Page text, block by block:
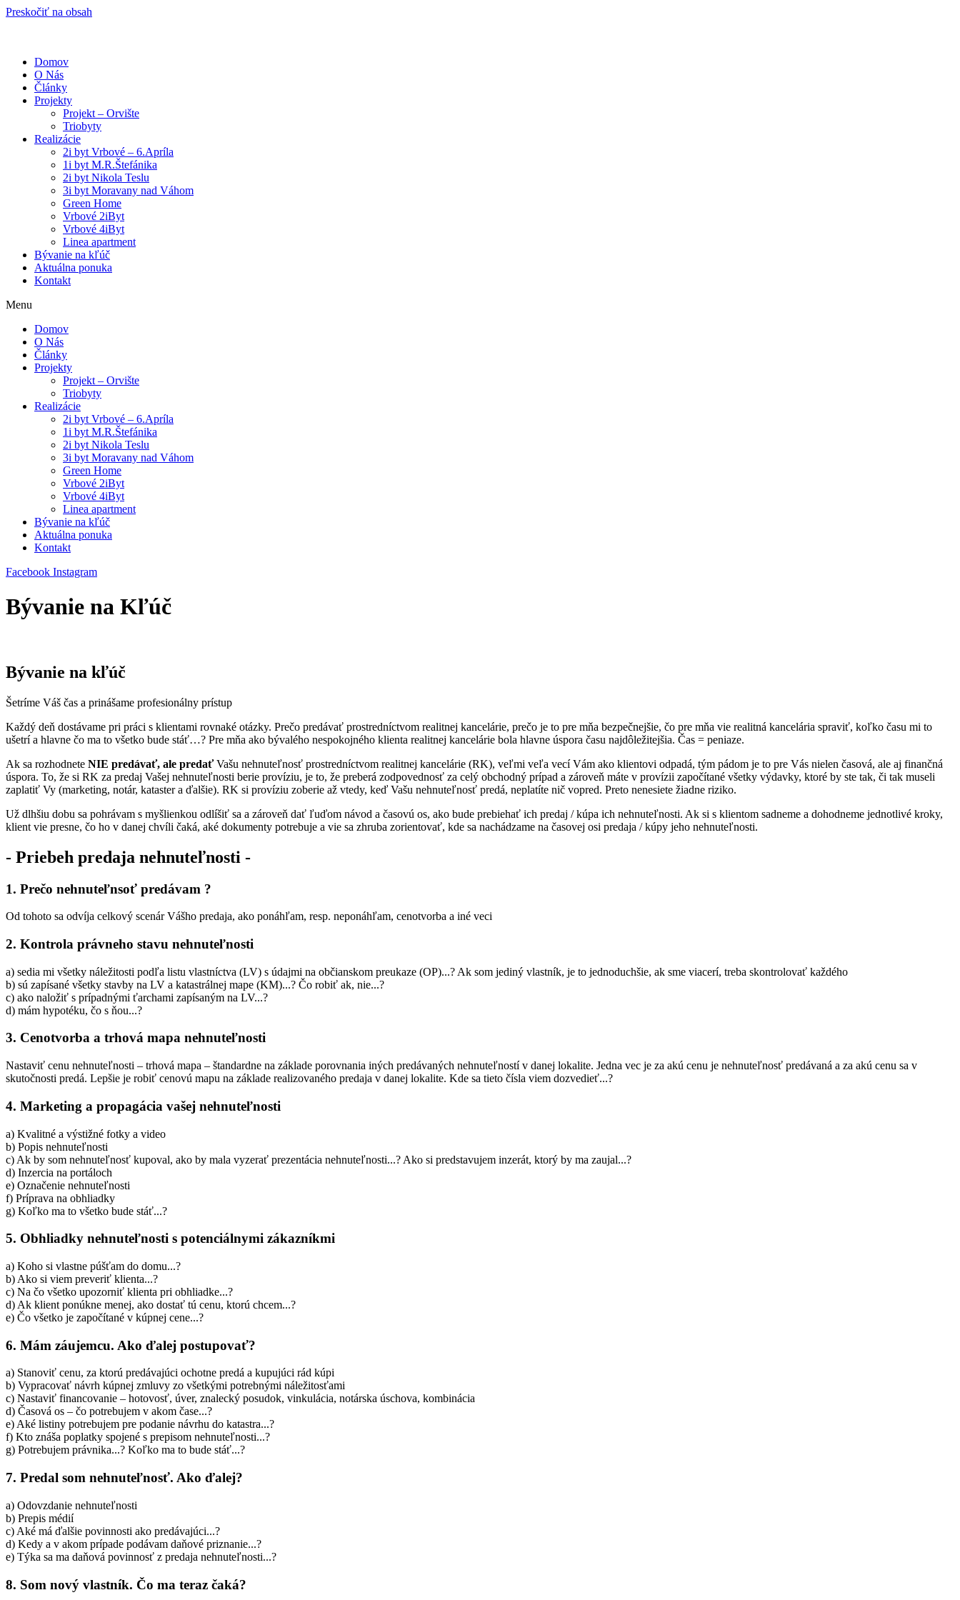
Preskočiť na obsah
Domov
O Nás
Články
Projekty
Projekt – Orvište
Triobyty
Realizácie
2i byt Vrbové – 6.Apríla
1i byt M.R.Štefánika
2i byt Nikola Teslu
3i byt Moravany nad Váhom
Green Home
Vrbové 2iByt
Vrbové 4iByt
Linea apartment
Bývanie na kľúč
Aktuálna ponuka
Kontakt
Menu
Domov
O Nás
Články
Projekty
Projekt – Orvište
Triobyty
Realizácie
2i byt Vrbové – 6.Apríla
1i byt M.R.Štefánika
2i byt Nikola Teslu
3i byt Moravany nad Váhom
Green Home
Vrbové 2iByt
Vrbové 4iByt
Linea apartment
Bývanie na kľúč
Aktuálna ponuka
Kontakt
Facebook Instagram
Bývanie na Kľúč
Bývanie na kľúč
Šetríme Váš čas a prinášame profesionálny prístup
Každý deň dostávame pri práci s klientami rovnaké otázky. Prečo predávať prostredníctvom realitnej kancelárie, prečo je to pre mňa bezpečnejšie, čo pre mňa vie realitná kancelária spraviť, koľko času mi to
ušetrí a hlavne čo ma to všetko bude stáť…? Pre mňa ako bývalého nespokojného klienta realitnej kancelárie bola hlavne úspora času najdôležitejšia. Čas = peniaze.
Ak sa rozhodnete NIE predávať, ale predaťVašu nehnuteľnosť prostredníctvom realitnej kancelárie (RK), veľmi veľa vecí Vám ako klientovi odpadá, tým pádom je to pre Vás nielen časová, ale aj finančná
úspora. To, že si RK za predaj Vašej nehnuteľnosti berie províziu, je to, že preberá zodpovednosť za celý obchodný prípad a zároveň máte v provízii započítané všetky výdavky, ktoré by ste tak, či tak museli
zaplatiť Vy (marketing, notár, kataster a ďalšie). RK si províziu zoberie až vtedy, keď Vašu nehnuteľnosť predá, neplatíte nič vopred. Preto nenesiete žiadne riziko.
Už dlhšiu dobu sa pohrávam s myšlienkou odlíšiť sa a zároveň dať ľuďom návod a časovú os, ako bude prebiehať ich predaj / kúpa ich nehnuteľnosti. Ak si s klientom sadneme a dohodneme jednotlivé kroky,
klient vie presne, čo ho v danej chvíli čaká, aké dokumenty potrebuje a vie sa zhruba zorientovať, kde sa nachádzame na časovej osi predaja / kúpy jeho nehnuteľnosti.
- Priebeh predaja nehnuteľnosti -
1. Prečo nehnuteľnsoť predávam ?
Od tohoto sa odvíja celkový scenár Vášho predaja, ako ponáhľam, resp. neponáhľam, cenotvorba a iné veci
2. Kontrola právneho stavu nehnuteľnosti
a) sedia mi všetky náležitosti podľa listu vlastníctva (LV) s údajmi na občianskom preukaze (OP)...? Ak som jediný vlastník, je to jednoduchšie, ak sme viacerí, treba skontrolovať každého
b) sú zapísané všetky stavby na LV a katastrálnej mape (KM)...? Čo robiť ak, nie...?
c) ako naložiť s prípadnými ťarchami zapísaným na LV...?
d) mám hypotéku, čo s ňou...?
3. Cenotvorba a trhová mapa nehnuteľnosti
Nastaviť cenu nehnuteľnosti – trhová mapa – štandardne na základe porovnania iných predávaných nehnuteľností v danej lokalite. Jedna vec je za akú cenu je nehnuteľnosť predávaná a za akú cenu sa v
skutočnosti predá. Lepšie je robiť cenovú mapu na základe realizovaného predaja v danej lokalite. Kde sa tieto čísla viem dozvedieť...?
4. Marketing a propagácia vašej nehnuteľnosti
a) Kvalitné a výstižné fotky a video
b) Popis nehnuteľnosti
c) Ak by som nehnuteľnosť kupoval, ako by mala vyzerať prezentácia nehnuteľnosti...? Ako si predstavujem inzerát, ktorý by ma zaujal...?
d) Inzercia na portáloch
e) Označenie nehnuteľnosti
f) Príprava na obhliadky
g) Koľko ma to všetko bude stáť...?
5. Obhliadky nehnuteľnosti s potenciálnymi zákazníkmi
a) Koho si vlastne púšťam do domu...?
b) Ako si viem preveriť klienta...?
c) Na čo všetko upozorniť klienta pri obhliadke...?
d) Ak klient ponúkne menej, ako dostať tú cenu, ktorú chcem...?
e) Čo všetko je započítané v kúpnej cene...?
6. Mám záujemcu. Ako ďalej postupovať?
a) Stanoviť cenu, za ktorú predávajúci ochotne predá a kupujúci rád kúpi
b) Vypracovať návrh kúpnej zmluvy zo všetkými potrebnými náležitosťami
c) Nastaviť financovanie – hotovosť, úver, znalecký posudok, vinkulácia, notárska úschova, kombinácia
d) Časová os – čo potrebujem v akom čase...?
e) Aké listiny potrebujem pre podanie návrhu do katastra...?
f) Kto znáša poplatky spojené s prepisom nehnuteľnosti...?
g) Potrebujem právnika...? Koľko ma to bude stáť...?
7. Predal som nehnuteľnosť. Ako ďalej?
a) Odovzdanie nehnuteľnosti
b) Prepis médií
c) Aké má ďalšie povinnosti ako predávajúci...?
d) Kedy a v akom prípade podávam daňové priznanie...?
e) Týka sa ma daňová povinnosť z predaja nehnuteľnosti...?
8. Som nový vlastník. Čo ma teraz čaká?